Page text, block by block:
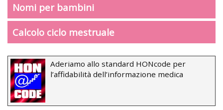
Nomi per bambini
Calcolo ciclo mestruale
Aderiamo allo standard HONcode per
l’affidabilità dell’informazione medica